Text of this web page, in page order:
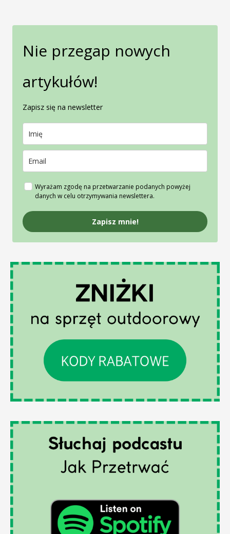
Nie przegap nowych
artykułów!
Zapisz się na newsletter
Wyrażam zgodę na przetwarzanie podanych powyżej
danych w celu otrzymywania newslettera.
Zapisz mnie!